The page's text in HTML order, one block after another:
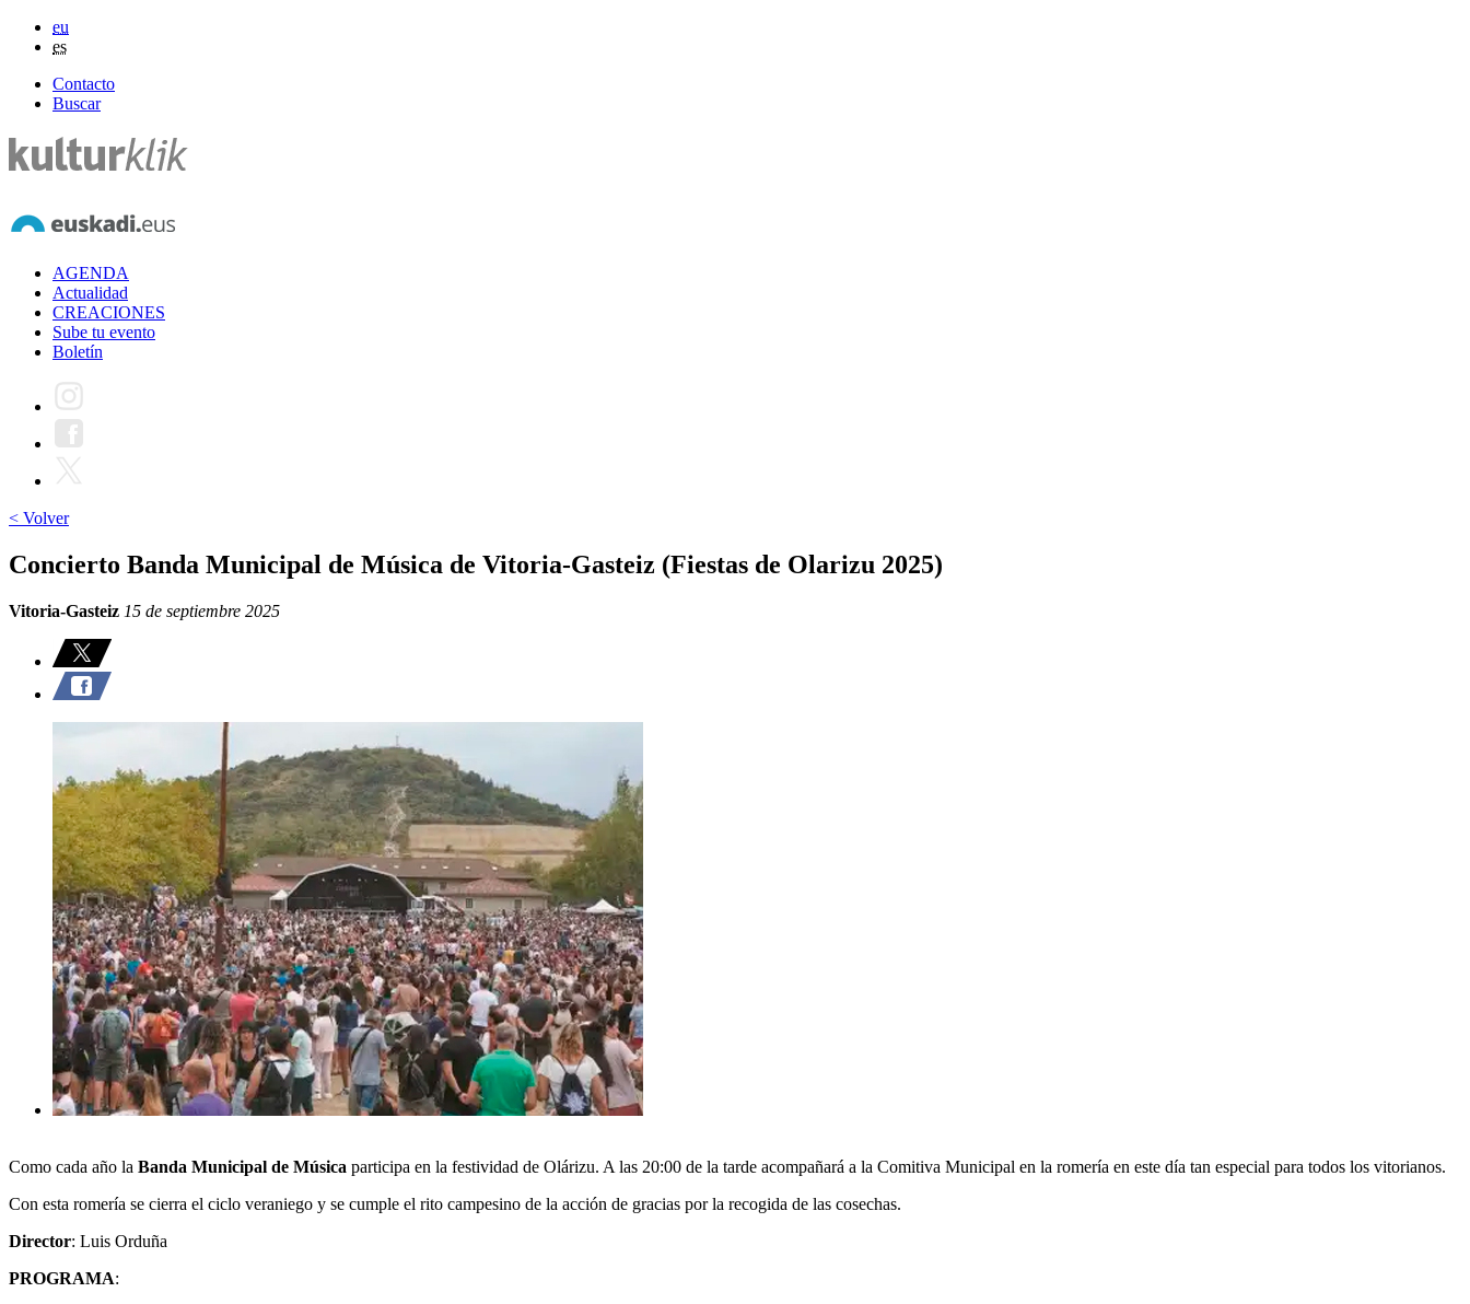
eu
es
Contacto
Buscar
AGENDA
Actualidad
CREACIONES
Sube tu evento
Boletín
< Volver
Concierto Banda Municipal de Música de Vitoria-Gasteiz (Fiestas de Olarizu 2025)
Vitoria-Gasteiz 15 de septiembre 2025
Como cada año la Banda Municipal de Música participa en la festividad de Olárizu. A las 20:00 de la tarde acompañará a la Comitiva Municipal en la romería en este día tan especial para todos los vitorianos.
Con esta romería se cierra el ciclo veraniego y se cumple el rito campesino de la acción de gracias por la recogida de las cosechas.
Director: Luis Orduña
PROGRAMA: